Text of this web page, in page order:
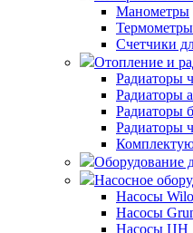
Манометры
Термометры
Счетчики
Отопление и
Радиаторы
Радиаторы
Радиаторы
Радиаторы
Оборудование
Насосное
Насосы Wilo
Насосы
Насосы ЦН